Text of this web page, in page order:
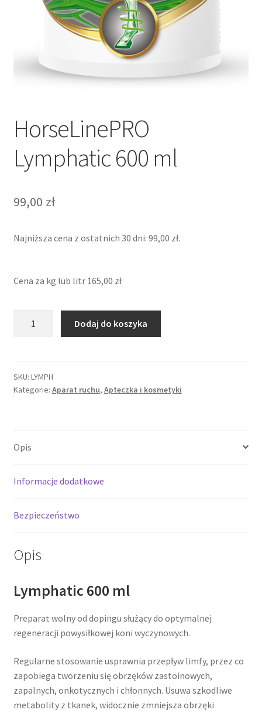
HorseLinePRO
Lymphatic 600 ml
99,00 zł
Najniższa cena z ostatnich 30 dni: 99,00 zł.
Cena za kg lub litr 165,00 zł
ml
Dodaj do koszyka
SKU: LYMPH
Kategorie: Aparat ruchu, Apteczka i kosmetyki
Opis
Informacje dodatkowe
Bezpieczeństwo
Opis
Lymphatic 600 ml
Preparat wolny od dopingu służący do optymalnej
regeneracji powysiłkowej koni wyczynowych.
Regularne stosowanie usprawnia przepływ limfy, przez co
zapobiega tworzeniu się obrzęków zastoinowych,
zapalnych, onkotycznych i chłonnych. Usuwa szkodliwe
metabolity z tkanek, widocznie zmniejsza obrzęki